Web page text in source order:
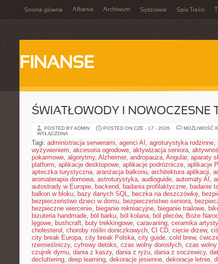
Strona główna Albania Archiwum Sędziowie Spis Treści
FINANSE
ŚWIATŁOWODY I NOWOCZESNE
POSTED BY ADMIN POSTED ON CZE - 17 - 2026
MOŻLIWOŚĆ
WYŁĄCZONA
Tagi: administracja serwerami, agenci AI , agroturystyka rodzinne,
wyżywieniem, akcesoria ogrodowe, aktywizacja seniora,
pokarmowe, algorytmy, Alzheimer, andropauza, Angular, aparaty
platform, aplikacje desktopowe, aplikacje podróżnicze, aplikacje
apteczka turystyczna, aranżacja balkonu, architektura aplikacji,
aromaterapia domowa, astroturystyka, audioguide, automaty AI ,
autostrady w Europie, backend, badania profilaktyczne, badanie
balkon w bloku, bazy danych SQL, beczka na deszczówkę,
bezpieczeństwo dzieci w domu, bezpieczeństwo seniora,
bezpieczne wiercenie, bieganie rekreacyjne, bieganie trailowe,
bizuteria handmade, ból barku, ból kolana, ból pleców, Boże
lęgowe, bushcraft, buty trekkingowe, caravaning, ceramika
cholesterol , choroby roślin doniczkowych, CI CD, cięcie drzew,
city break Europa, city break Polska, city guide, cold brew,
rzemieślniczy, cyfrowy detoks, czas wolny dorosłych, czas
czujnik dymu, dania z kaszy, dania z ryżu, dania z soczewicy,
decluttering, deep learning, dekoracje jesienne, dekoracje letnie,